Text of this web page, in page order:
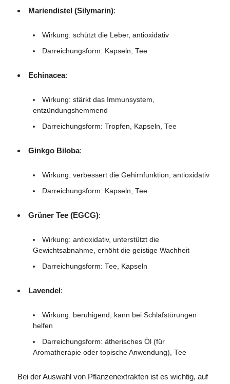
Mariendistel (Silymarin):
Wirkung: schützt die Leber, antioxidativ
Darreichungsform: Kapseln, Tee
Echinacea:
Wirkung: stärkt das Immunsystem,
entzündungshemmend
Darreichungsform: Tropfen, Kapseln, Tee
Ginkgo Biloba:
Wirkung: verbessert die Gehirnfunktion, antioxidativ
Darreichungsform: Kapseln, Tee
Grüner Tee (EGCG):
Wirkung: antioxidativ, unterstützt die
Gewichtsabnahme, erhöht die geistige Wachheit
Darreichungsform: Tee, Kapseln
Lavendel:
Wirkung: beruhigend, kann bei Schlafstörungen
helfen
Darreichungsform: ätherisches Öl (für
Aromatherapie oder topische Anwendung), Tee
Bei der Auswahl von Pflanzenextrakten ist es wichtig, auf